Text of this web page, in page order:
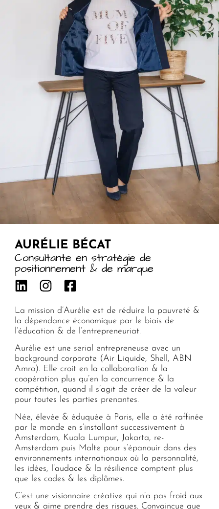
AURÉLIE BÉCAT
Consultante en stratégie de
positionnement & de marque
La mission d’Aurélie est de réduire la pauvreté &
la dépendance économique par le biais de
l’éducation & de l’entrepreneuriat.
Aurélie est une serial entrepreneuse avec un
background corporate (Air Liquide, Shell, ABN
Amro). Elle croit en la collaboration & la
coopération plus qu’en la concurrence & la
compétition, quand il s’agit de créer de la valeur
pour toutes les parties prenantes.
Née, élevée & éduquée à Paris, elle a été raffinée
par le monde en s’installant successivement à
Amsterdam, Kuala Lumpur, Jakarta, re-
Amsterdam puis Malte pour s’épanouir dans des
environnements internationaux où la personnalité,
les idées, l’audace & la résilience comptent plus
que les codes & les diplômes.
C’est une visionnaire créative qui n’a pas froid aux
yeux & aime prendre des risques. Convaincue que